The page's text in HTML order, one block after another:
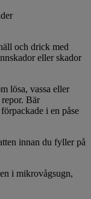
och drick med
eller skador
lösa, vassa eller
Bär
i en påse
innan du fyller på
i mikrovågsugn,